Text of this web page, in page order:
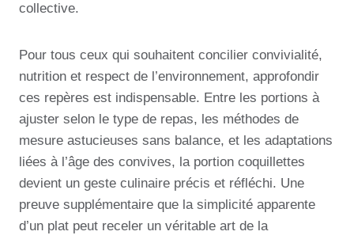
collective.
Pour tous ceux qui souhaitent concilier convivialité,
nutrition et respect de l’environnement, approfondir
ces repères est indispensable. Entre les portions à
ajuster selon le type de repas, les méthodes de
mesure astucieuses sans balance, et les adaptations
liées à l’âge des convives, la portion coquillettes
devient un geste culinaire précis et réfléchi. Une
preuve supplémentaire que la simplicité apparente
d’un plat peut receler un véritable art de la